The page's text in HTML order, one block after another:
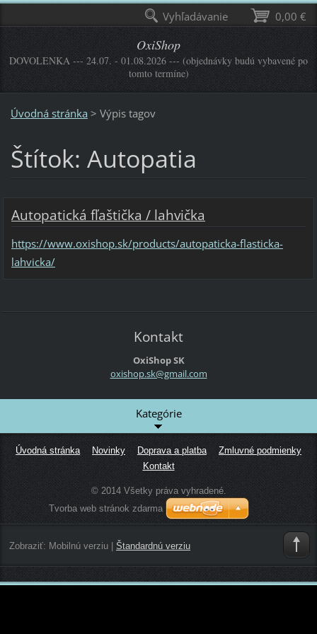
OxiShop
DOVOLENKA --- 24.07. - 01.08.2026 --- (objednávky budú vybavené po
tomto termíne)
Úvodná stránka > Výpis tagov
Štítok: Autopatia
Autopatická fľaštička / lahvička
https://www.oxishop.sk/products/autopaticka-flasticka-
lahvicka/
Kontakt
OxiShop SK
oxishop.sk@gmail.com
Kategórie
Úvodná stránka Novinky Doprava a platba
Zmluvné podmienky
Kontakt
© 2014 Všetky práva vyhradené.
Tvorba web stránok zdarma
Zobraziť: Mobilnú verziu| Štandardnú verziu
0,00 €
Vyhľadávanie